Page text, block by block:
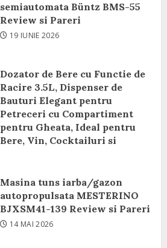
semiautomata Büntz BMS-55
Review si Pareri
19 IUNIE 2026
Dozator de Bere cu Functie de
Racire 3.5L, Dispenser de
Bauturi Elegant pentru
Petreceri cu Compartiment
pentru Gheata, Ideal pentru
Bere, Vin, Cocktailuri si
8 IUNIE 2026
Masina tuns iarba/gazon
autopropulsata MESTERINO
BJXSM41-139 Review si Pareri
14 MAI 2026